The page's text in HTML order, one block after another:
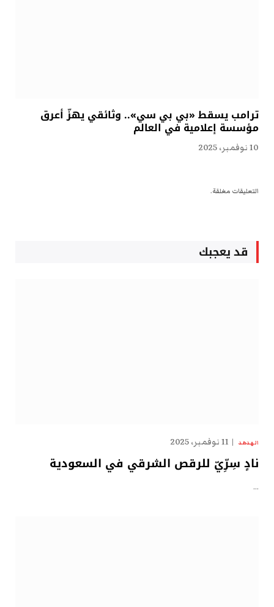
ترامب يسقط «بي بي سي».. وثائقي يهزّ أعرق
مؤسسة إعلامية في العالم
10 نوفمبر، 2025
التعليقات مغلقة.
قد يعجبك
الهدهد 11 نوفمبر، 2025
نادٍ سِرِّيّ للرقص الشرقي في السعودية
…